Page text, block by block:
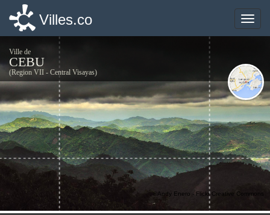
Toggle
Villes.co
Ville de
CEBU
(Region VII - Central Visayas)
©Andy Enero - Flickr Creative Commons
Toggle
Villes.co